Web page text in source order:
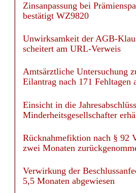
Zinsanpassung bei
bestätigt WZ9820
Unwirksamkeit der AGB-
scheitert am URL-Verweis
Amtsärztliche Untersuchung
Eilantrag nach 171 Fehltagen
Einsicht in die
Minderheitsgesellschafter
Rücknahmefiktion nach § 92
zwei Monaten
Verwirkung der
5,5 Monaten abgewiesen